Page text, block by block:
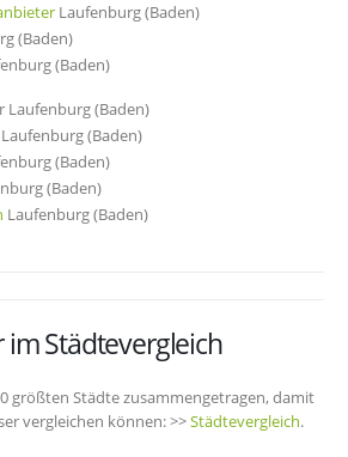
Laufenburg (Baden)
(Baden)
(Baden)
Laufenburg (Baden)
(Baden)
(Baden)
(Baden)
Laufenburg (Baden)
Städtevergleich
größten Städte zusammengetragen, damit
vergleichen können: >>Städtevergleich.